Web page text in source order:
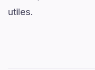
utiles.